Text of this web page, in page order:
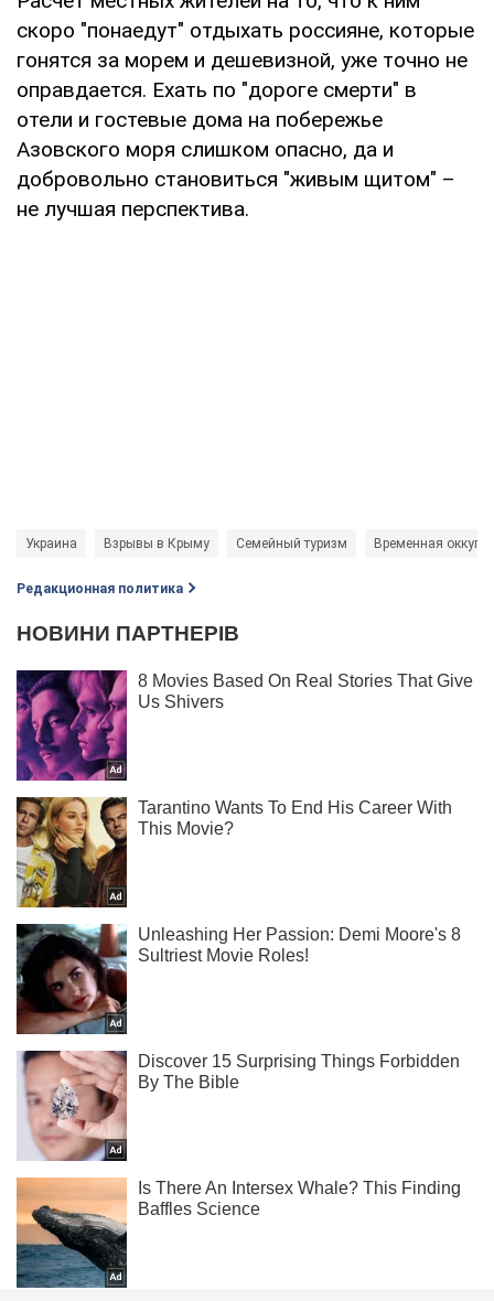
скоро "понаедут" отдыхать россияне, которые
гонятся за морем и дешевизной, уже точно не
оправдается. Ехать по "дороге смерти" в
отели и гостевые дома на побережье
Азовского моря слишком опасно, да и
добровольно становиться "живым щитом" –
не лучшая перспектива.
Украина Взрывы в Крыму Семейный туризм Временная
Редакционная политика